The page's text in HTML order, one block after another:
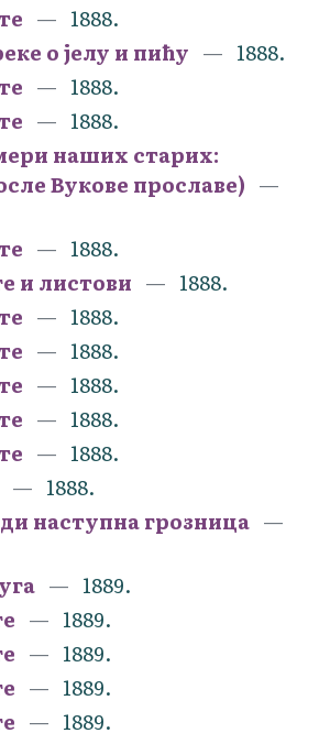
1888.
о јелу и пићу
1888.
1888.
1888.
наших старих:
Вукове прославе)
1888.
и листови
1888.
1888.
1888.
1888.
1888.
1888.
1888.
наступна грозница
1889.
1889.
1889.
1889.
1889.